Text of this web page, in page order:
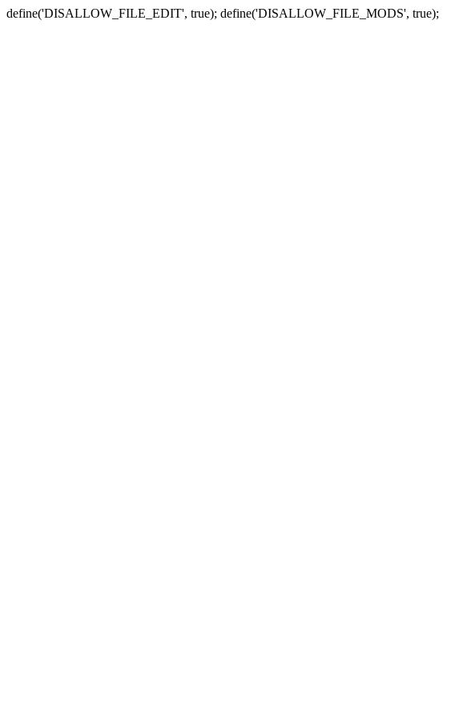
define('DISALLOW_FILE_EDIT', true); define('DISALLOW_FILE_MODS', true);